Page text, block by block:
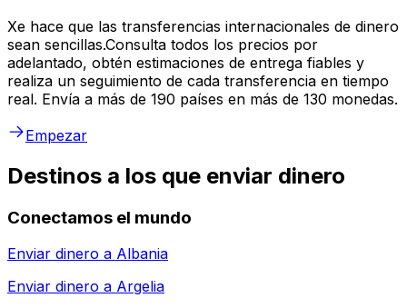
Xe hace que las transferencias internacionales de dinero
sean sencillas.Consulta todos los precios por
adelantado, obtén estimaciones de entrega fiables y
realiza un seguimiento de cada transferencia en tiempo
real. Envía a más de 190 países en más de 130 monedas.
Empezar
Destinos a los que enviar dinero
Conectamos el mundo
Enviar dinero a Albania
Enviar dinero a Argelia